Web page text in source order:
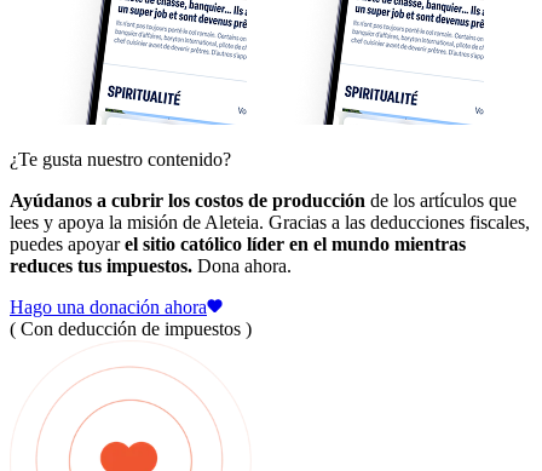
¿Te gusta nuestro contenido?
Ayúdanos a cubrir los costos de producción de los artículos que
lees y apoya la misión de Aleteia. Gracias a las deducciones fiscales,
puedes apoyarel sitio católico líder en el mundo mientras
reduces tus impuestos. Dona ahora.
Hago una donación ahora
( Con deducción de impuestos )